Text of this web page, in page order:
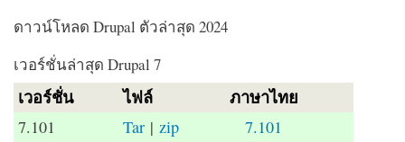
ดาวน์โหลด Drupal ตัวล่าสุด 2024
เวอร์ชั่นล่าสุด Drupal 7
เวอร์ชั่น ไฟล์ ภาษาไทย
7.101 Tar |zip 7.101